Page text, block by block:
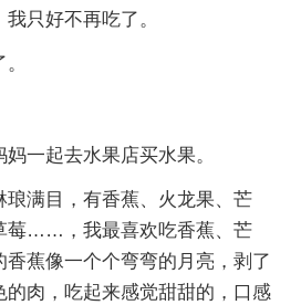
只好不再吃了。
一起去水果店买水果。
琅满目，有香蕉、火龙果、芒
莓……，我最喜欢吃香蕉、芒
蕉像一个个弯弯的月亮，剥了
的肉，吃起来感觉甜甜的，口感